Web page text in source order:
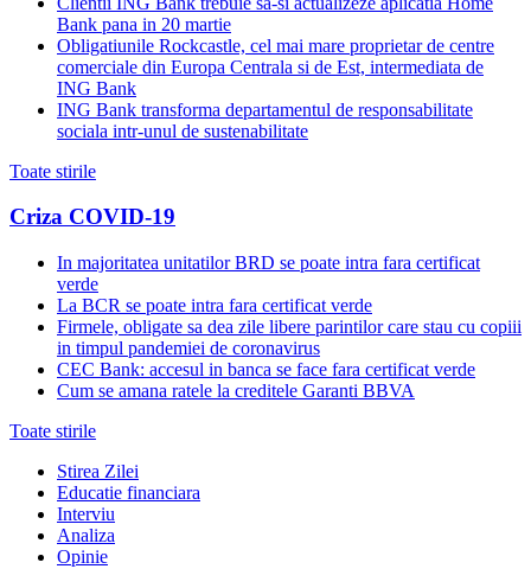
Bank pana in 20 martie
Obligatiunile Rockcastle, cel mai mare proprietar de centre
comerciale din Europa Centrala si de Est, intermediata de
ING Bank
ING Bank transforma departamentul de responsabilitate
sociala intr-unul de sustenabilitate
Toate stirile
Criza COVID-19
In majoritatea unitatilor BRD se poate intra fara certificat
verde
La BCR se poate intra fara certificat verde
Firmele, obligate sa dea zile libere parintilor care stau cu copiii
in timpul pandemiei de coronavirus
CEC Bank: accesul in banca se face fara certificat verde
Cum se amana ratele la creditele Garanti BBVA
Toate stirile
Stirea Zilei
Educatie financiara
Interviu
Analiza
Opinie